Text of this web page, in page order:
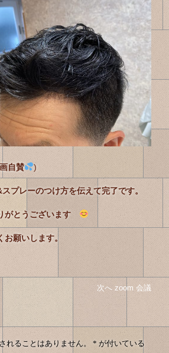
自賛 )
プレーのつけ方を伝えて完了です。
とうございます
願いします。
次へ 次
の
投
稿
へ
zoom 会議
れることはありません。 * が付いている